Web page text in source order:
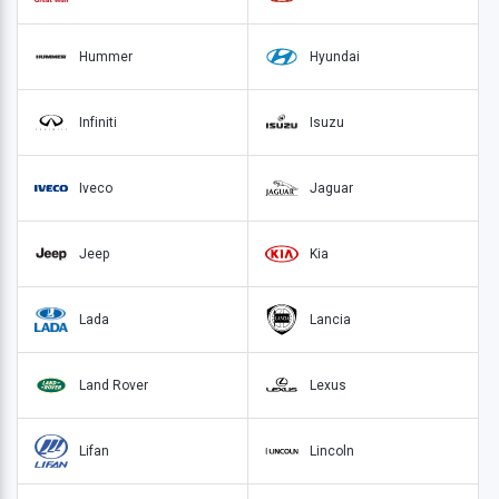
Hummer Hyundai
Infiniti Isuzu
Iveco Jaguar
Jeep Kia
Lada Lancia
Land Rover Lexus
Lifan Lincoln